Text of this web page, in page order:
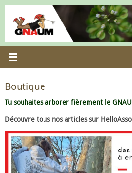
Passer
contenu
Boutique
Tu souhaites arborer fièrement le
Découvre tous nos articles sur